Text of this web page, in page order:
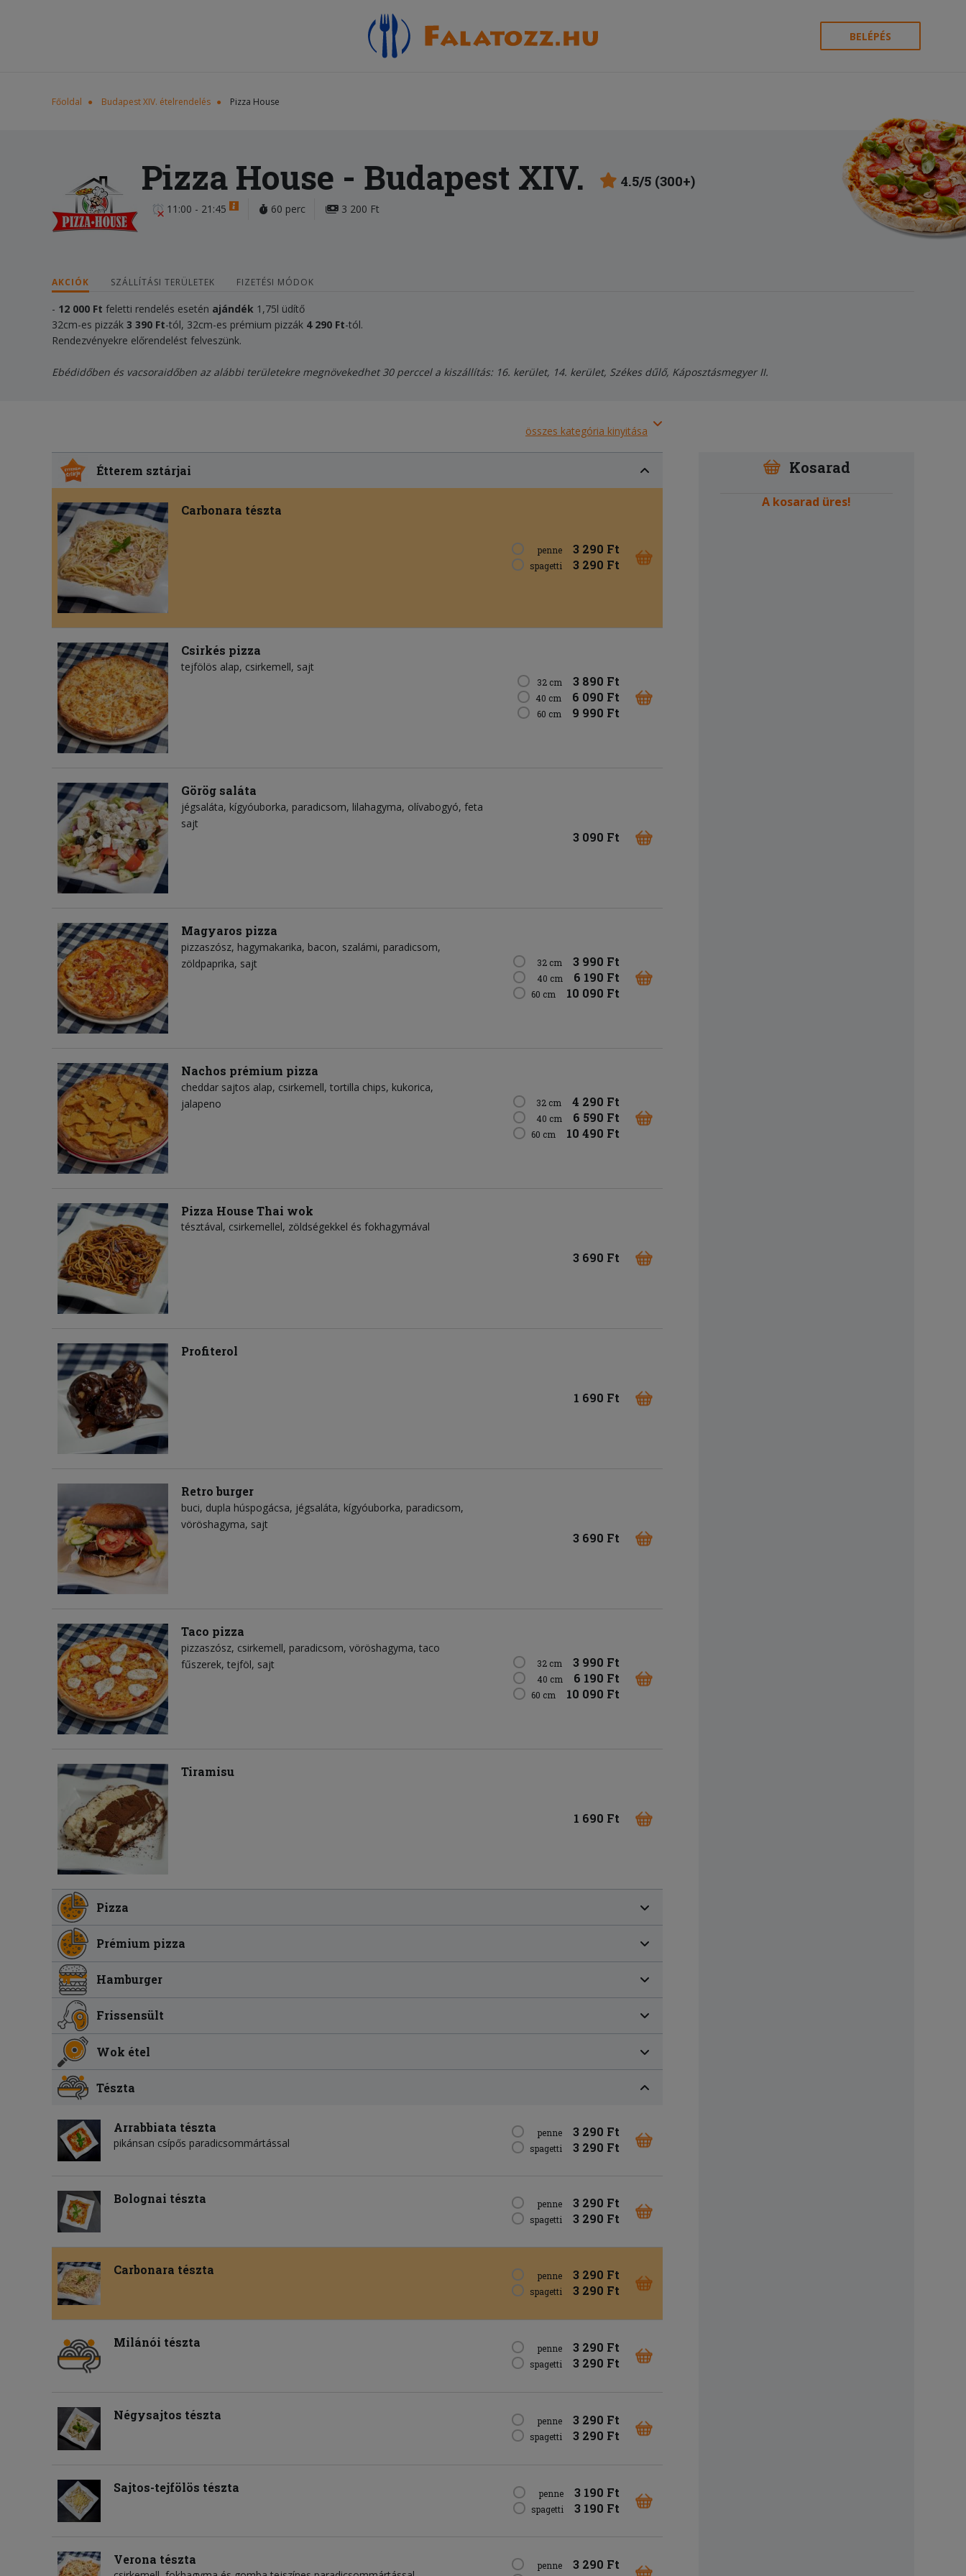
BELÉPÉS
Főoldal Budapest XIV. ételrendelés Pizza House
Pizza House - Budapest XIV. 4.5/5 (300+)
11:00 - 21:45 60 perc 3 200 Ft
AKCIÓK SZÁLLÍTÁSI TERÜLETEK FIZETÉSI MÓDOK
- 12 000 Ft feletti rendelés esetén ajándék 1,75l üdítő
32cm-es pizzák 3 390 Ft-tól, 32cm-es prémium pizzák 4 290 Ft-tól.
Rendezvényekre előrendelést felveszünk.
Ebédidőben és vacsoraidőben az alábbi területekre megnövekedhet 30 perccel a kiszállítás: 16. kerület, 14. kerület, Székes dűlő, Káposztásmegyer II.
összes kategória kinyitása
Étterem sztárjai
Carbonara tészta
penne 3 290 Ft
spagetti 3 290 Ft
Csirkés pizza
tejfölös alap csirkemell sajt
32 cm 3 890 Ft
40 cm 6 090 Ft
60 cm 9 990 Ft
Görög saláta
jégsaláta kígyóuborka paradicsom lilahagyma olívabogyó feta
sajt
3 090 Ft
Magyaros pizza
pizzaszósz hagymakarika bacon szalámi paradicsom
zöldpaprika sajt 32 cm 3 990 Ft
40 cm 6 190 Ft
60 cm 10 090 Ft
Nachos prémium pizza
cheddar sajtos alap csirkemell tortilla chips kukorica
jalapeno
32 cm 4 290 Ft
40 cm 6 590 Ft
60 cm 10 490 Ft
Pizza House Thai wok
tésztával, csirkemellel, zöldségekkel és fokhagymával
3 690 Ft
Profiterol
1 690 Ft
Retro burger
buci dupla húspogácsa jégsaláta kígyóuborka paradicsom
vöröshagyma sajt
3 690 Ft
Taco pizza
pizzaszósz csirkemell paradicsom vöröshagyma taco
fűszerek tejföl sajt 32 cm 3 990 Ft
40 cm 6 190 Ft
60 cm 10 090 Ft
Tiramisu
1 690 Ft
Pizza
Prémium pizza
Hamburger
Frissensült
Wok étel
Tészta
Arrabbiata tészta
pikánsan csípős paradicsommártással
penne 3 290 Ft
spagetti 3 290 Ft
Bolognai tészta penne 3 290 Ft
spagetti 3 290 Ft
Carbonara tészta penne 3 290 Ft
spagetti 3 290 Ft
Milánói tészta penne 3 290 Ft
spagetti 3 290 Ft
Négysajtos tészta penne 3 290 Ft
spagetti 3 290 Ft
Sajtos-tejfölös tészta penne 3 190 Ft
spagetti 3 190 Ft
Verona tészta penne 3 290 Ft
Kosarad
A kosarad üres!